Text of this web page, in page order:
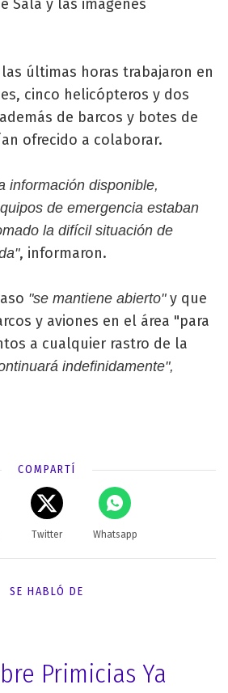
Sala y las imágenes
últimas horas trabajaron en
cinco helicópteros y dos
de barcos y botes de
ofrecido a colaborar.
información disponible,
de emergencia estaban
la difícil situación de
, informaron.
"se mantiene abierto" y que
y aviones en el área "para
a cualquier rastro de la
indefinidamente",
COMPARTÍ
Twitter Whatsapp
SE HABLÓ DE
Primicias Ya